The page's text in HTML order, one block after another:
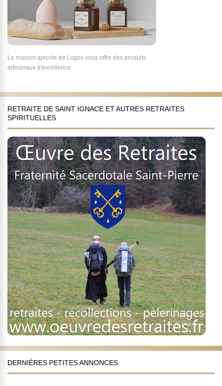
La maison apicole de Lugos vous offre des produits
artisanaux d'excellence.
RETRAITE DE SAINT IGNACE ET AUTRES RETRAITES
SPIRITUELLES
DERNIÈRES PETITES ANNONCES